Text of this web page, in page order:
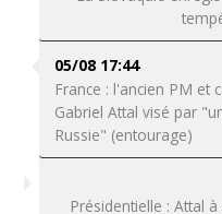
05/08 17:44
France : l'ancien PM et
Gabriel Attal visé par
Russie" (entourage)
Présidentielle : Attal